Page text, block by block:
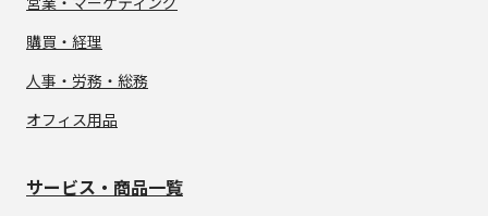
購買・経理
人事・労務・総務
オフィス用品
サービス・商品一覧